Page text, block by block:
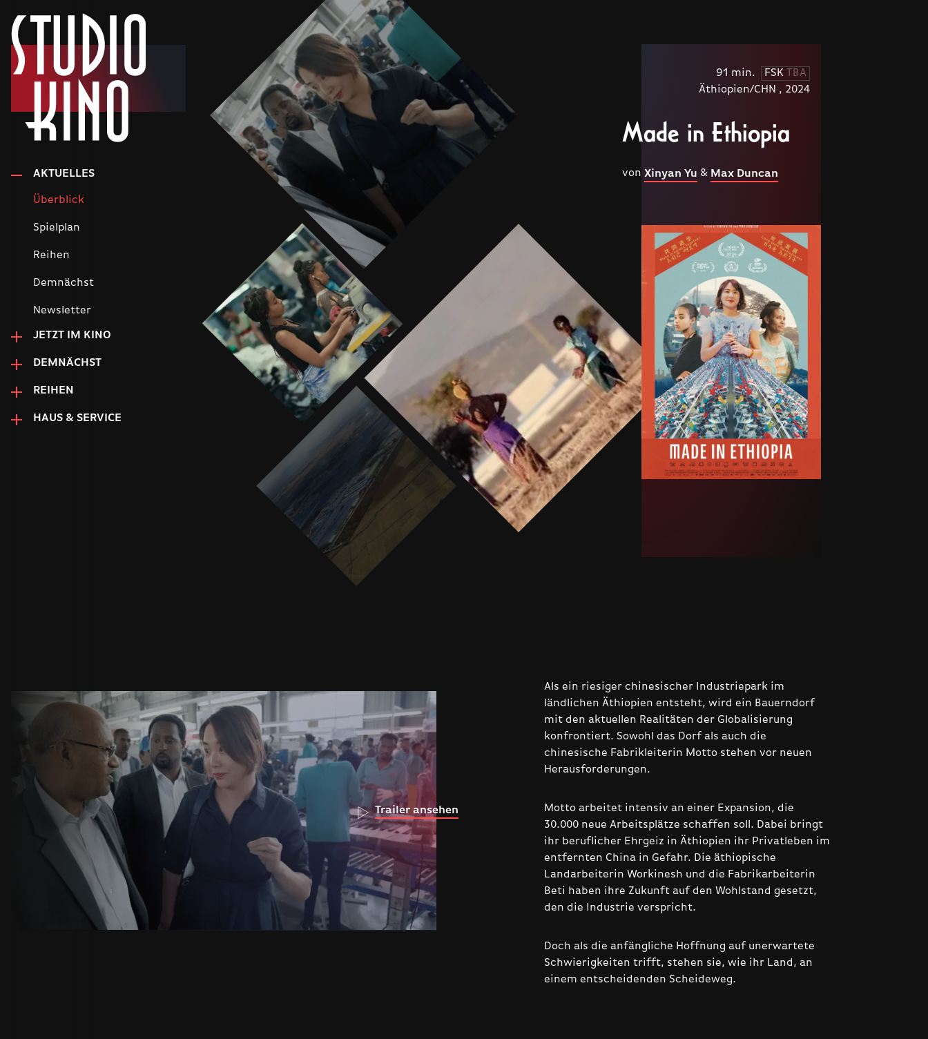
AKTUELLES
Überblick
Spielplan
Reihen
Demnächst
Newsletter
JETZT IM KINO
DEMNÄCHST
REIHEN
HAUS & SERVICE
91 min. FSK
TBA
Äthiopien/CHN , 2024
Made in Ethiopia
vonXinyan Yu & Max Duncan
Trailer ansehen
Als ein riesiger chinesischer Industriepark im
ländlichen Äthiopien entsteht, wird ein Bauerndorf
mit den aktuellen Realitäten der Globalisierung
konfrontiert. Sowohl das Dorf als auch die
chinesische Fabrikleiterin Motto stehen vor neuen
Heraus­forderungen.
Motto arbeitet intensiv an einer Expansion, die
30.000 neue Arbeitsplätze schaffen soll. Dabei bringt
ihr beruflicher Ehrgeiz in Äthiopien ihr Privatleben im
entfernten China in Gefahr. Die äthiopische
Landarbeiterin Workinesh und die Fabrikarbeiterin
Beti haben ihre Zukunft auf den Wohlstand gesetzt,
den die Industrie verspricht.
Doch als die anfängliche Hoffnung auf unerwartete
Schwierigkeiten trifft, stehen sie, wie ihr Land, an
einem entscheidenden Scheideweg.